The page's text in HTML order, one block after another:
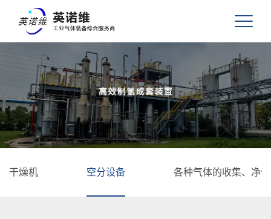
干燥机 空分设备 各种气体的收集、净